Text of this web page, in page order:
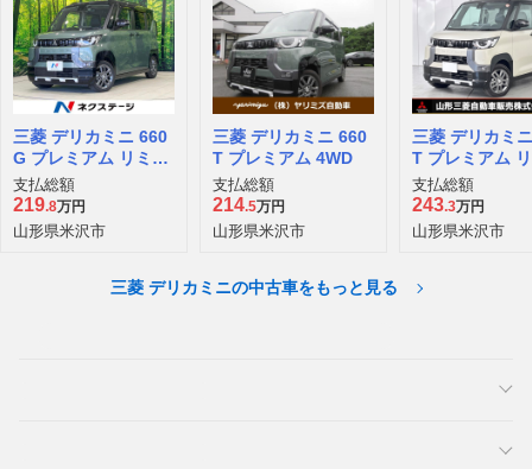
三菱 デリカミニ 660
G プレミアム リミテ
ッド エディション
支払総額
219.8万円
山形県米沢市
三菱 デリカミニ 660
T プレミアム 4WD
支払総額
214.5万円
山形県米沢市
三菱 デリカミ
T プレミアム
ッド エディシ
WD
支払総額
243.3万円
山形県米沢市
三菱 デリカミニの中古車をもっと見る